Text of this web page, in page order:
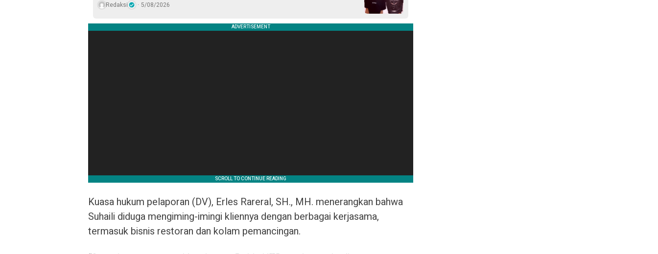
Redaksi 5/08/2026
Kuasa hukum pelaporan (DV), Erles Rareral, SH., MH. menerangkan bahwa
Suhaili diduga mengiming-imingi kliennya dengan berbagai kerjasama,
termasuk bisnis restoran dan kolam pemancingan.